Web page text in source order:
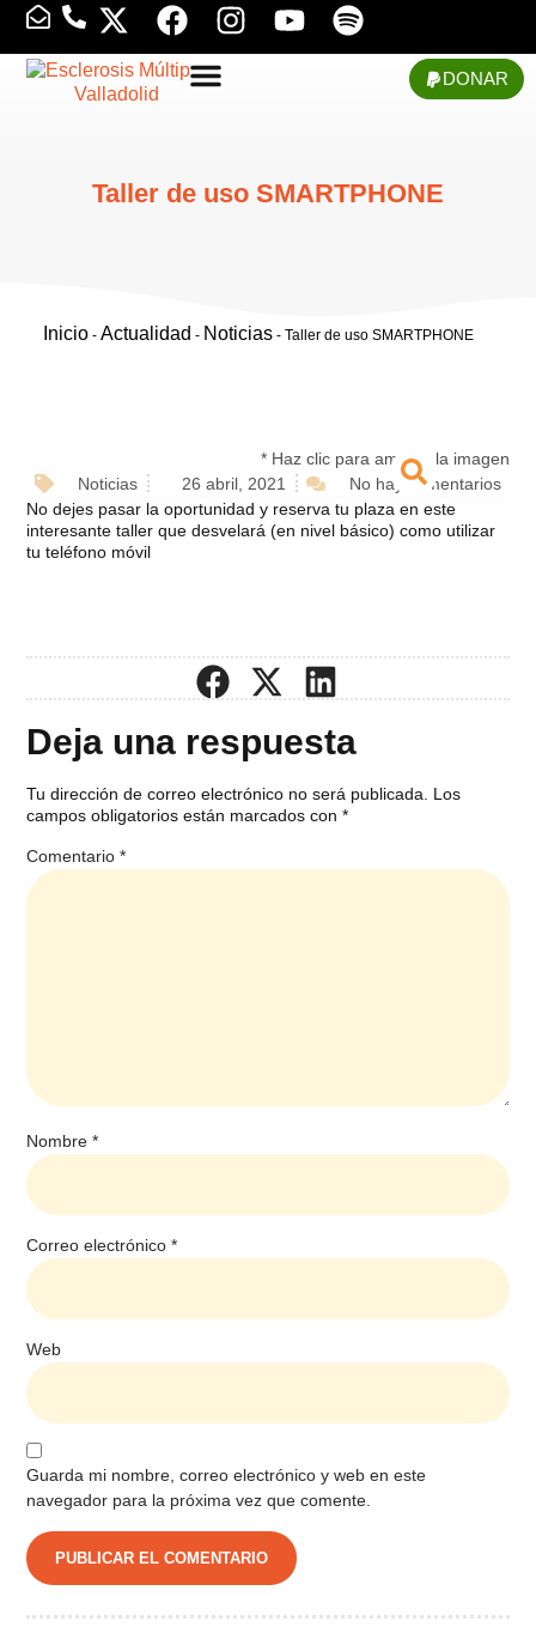
DONAR
Taller de uso SMARTPHONE
Inicio- Actualidad - Noticias- Taller de uso SMARTPHONE
* Haz clic para ampliar la imagen
Noticias
26 abril, 2021
No hay comentarios
No dejes pasar la oportunidad y reserva tu plaza en este
interesante taller que desvelará (en nivel básico) como utilizar
tu teléfono móvil
Deja una respuesta
Tu dirección de correo electrónico no será publicada. Los
campos obligatorios están marcados con*
Comentario*
Nombre*
Correo electrónico*
Web
Guarda mi nombre, correo electrónico y web en este
navegador para la próxima vez que comente.